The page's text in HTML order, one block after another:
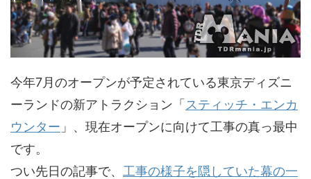
今年7月のオープンが予定されている東京ディズニ
ーランドの新アトラクション「スティッチ・エンカ
ウンター 」、現在オープンに向けて工事の真っ最中
です。
つい先日の記事で、 工事の様子を隠していた幕の一